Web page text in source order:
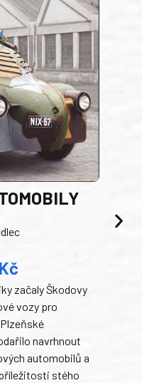
začaly Škodovy
vozy pro
navrhnout
automobilů a
stého